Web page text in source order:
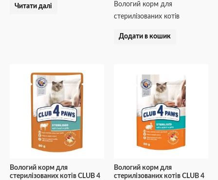
Читати далі
Вологий корм для
стерилізованих котів
Додати в кошик
Вологий корм для
стерилізованих котів CLUB 4
Вологий корм для
стерилізованих котів CLUB 4